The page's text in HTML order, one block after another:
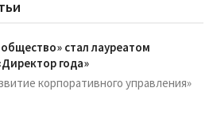
стал лауреатом
года»
корпоративного управления»